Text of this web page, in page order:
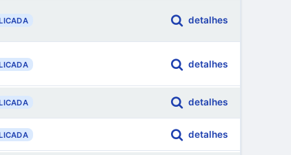
detalhes
detalhes
detalhes
detalhes